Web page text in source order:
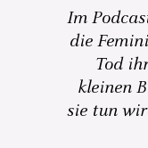
Im
die
Tod
kleinen
sie tun